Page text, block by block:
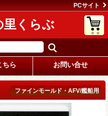
PCサイト
里くらぶ
ちら お問い合せ
ファインモールド・AFV/艦船用